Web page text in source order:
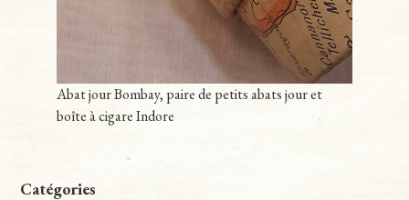
Abat jour Bombay, paire de petits abats jour et
boîte à cigare Indore
Catégories